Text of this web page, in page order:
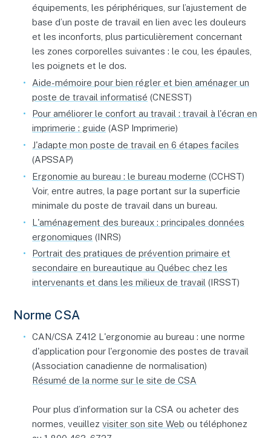
équipements, les périphériques, sur l’ajustement de
base d’un poste de travail en lien avec les douleurs
et les inconforts, plus particulièrement concernant
les zones corporelles suivantes : le cou, les épaules,
les poignets et le dos.
Aide-mémoire pour bien régler et bien aménager un
poste de travail informatisé (CNESST)
Pour améliorer le confort au travail : travail à l'écran en
imprimerie : guide (ASP Imprimerie)
J'adapte mon poste de travail en 6 étapes faciles
(APSSAP)
Ergonomie au bureau : le bureau moderne (CCHST)
Voir, entre autres, la page portant sur la superficie
minimale du poste de travail dans un bureau.
L'aménagement des bureaux : principales données
ergonomiques (INRS)
Portrait des pratiques de prévention primaire et
secondaire en bureautique au Québec chez les
intervenants et dans les milieux de travail (IRSST)
Norme CSA
CAN/CSA Z412 L'ergonomie au bureau : une norme
d'application pour l'ergonomie des postes de travail
(Association canadienne de normalisation)
Résumé de la norme sur le site de CSA
Pour plus d’information sur la CSA ou acheter des
normes, veuillezvisiter son site Web ou téléphonez